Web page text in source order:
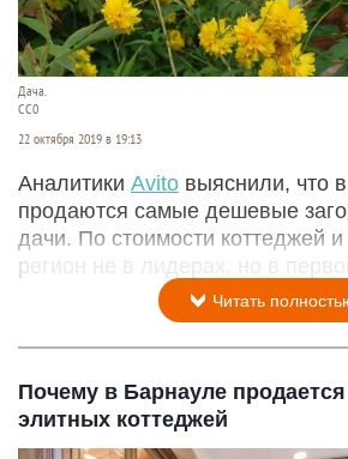
Дача.
CC0
22 октября 2019 в 19:13
Аналитики Avito выяснили, что
продаются самые дешевые
дачи. По стоимости коттеджей и
регион не в лидерах, но в
Читать
Почему в Барнауле
элитных коттеджей